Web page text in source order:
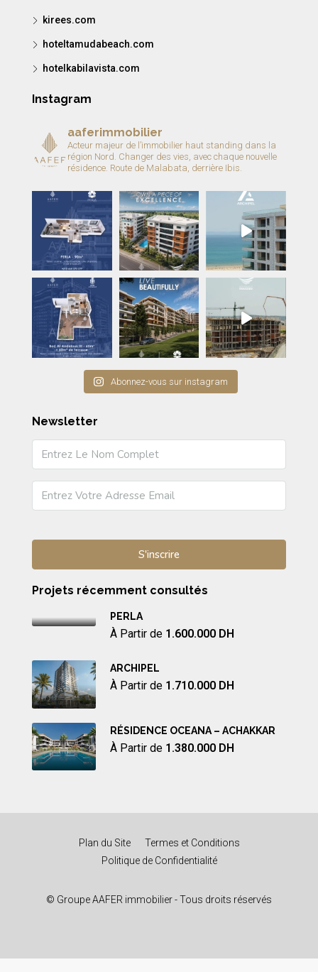
kirees.com
hoteltamudabeach.com
hotelkabilavista.com
Instagram
aaferimmobilier
Acteur majeur de l’immobilier haut standing dans la
région Nord. Changer des vies, avec chaque nouvelle
résidence. Route de Malabata, derrière Ibis.
Abonnez-vous sur instagram
Newsletter
Projets récemment consultés
PERLA
À Partir de 1.600.000 DH
ARCHIPEL
À Partir de 1.710.000 DH
RÉSIDENCE OCEANA – ACHAKKAR
À Partir de 1.380.000 DH
Plan du Site
Termes et Conditions
Politique de Confidentialité
© Groupe AAFER immobilier - Tous droits réservés